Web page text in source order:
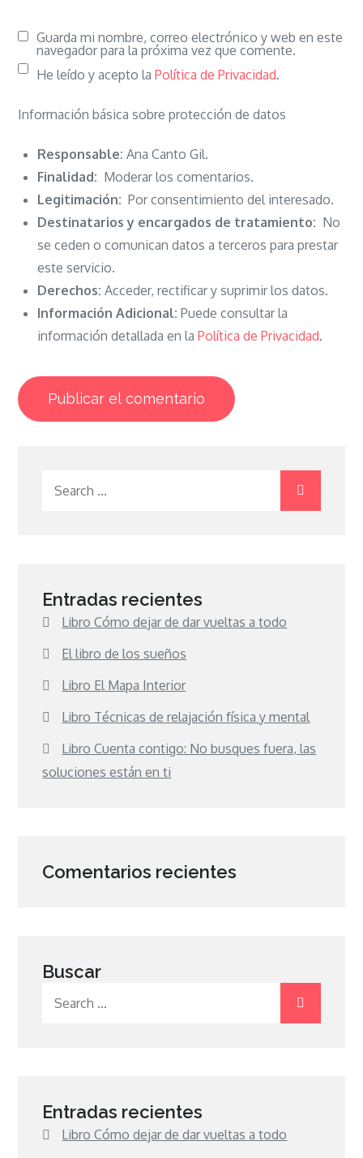
Guarda mi nombre, correo electrónico y web en este
navegador para la próxima vez que comente.
He leído y acepto laPolítica de Privacidad.
Información básica sobre protección de datos
Responsable: Ana Canto Gil.
Finalidad: Moderar los comentarios.
Legitimación: Por consentimiento del interesado.
Destinatarios y encargados de tratamiento: No
se ceden o comunican datos a terceros para prestar
este servicio.
Derechos: Acceder, rectificar y suprimir los datos.
Información Adicional: Puede consultar la
información detallada en laPolítica de Privacidad.
Entradas recientes
Libro Cómo dejar de dar vueltas a todo
El libro de los sueños
Libro El Mapa Interior
Libro Técnicas de relajación física y mental
Libro Cuenta contigo: No busques fuera, las
soluciones están en ti
Comentarios recientes
Buscar
Entradas recientes
Libro Cómo dejar de dar vueltas a todo